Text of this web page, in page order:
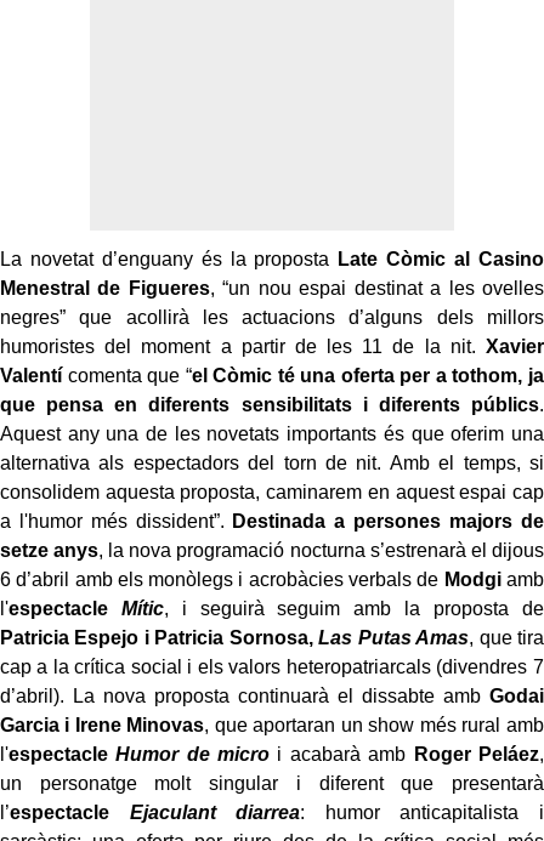
La novetat d’enguany és la proposta
Late Còmic al Casino
Menestral de Figueres, “un nou espai destinat a les ovelles
negres” que acollirà les actuacions d’alguns dels millors
humoristes del moment a partir de les 11 de la nit. Xavier
Valentí comenta que “el Còmic té una oferta per a tothom, ja
que pensa en diferents sensibilitats i diferents públics.
Aquest any una de les novetats importants és que oferim una
alternativa als espectadors del torn de nit. Amb el temps, si
consolidem aquesta proposta, caminarem en aquest espai cap
a l'humor més dissident”. Destinada a persones majors de
setze anys, la nova programació nocturna s’estrenarà el dijous
6 d’abril amb els monòlegs i acrobàcies verbals de Modgiamb
l'espectacle Mític, i seguirà seguim amb la proposta de
Patricia Espejo i Patricia Sornosa,Las Putas Amas, que tira
cap a la crítica social i els valors heteropatriarcals (divendres 7
d’abril). La nova proposta continuarà el dissabte amb Godai
Garcia i Irene Minovas, que aportaran un show més rural amb
l'espectacleHumor de micro i acabarà amb Roger Peláez,
un personatge molt singular i diferent que presentarà
l’espectacle Ejaculant diarrea: humor anticapitalista i